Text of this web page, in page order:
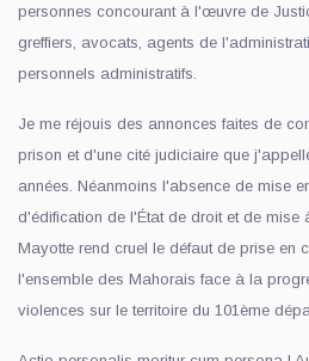
personnes concourant à l'œuvre de
greffiers, avocats, agents de
personnels administratifs.
Je me réjouis des annonces faites de
prison et d'une cité judiciaire que
années. Néanmoins l'absence de mise
d'édification de l'État de droit et de mise
Mayotte rend cruel le défaut de prise en
l'ensemble des Mahorais face à la
violences sur le territoire du 101ème